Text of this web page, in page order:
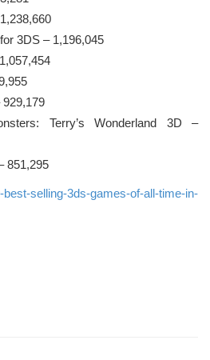
3DS – 1,196,045
Terry’s Wonderland 3D –
851,295
best-selling-3ds-games-of-all-time-in-